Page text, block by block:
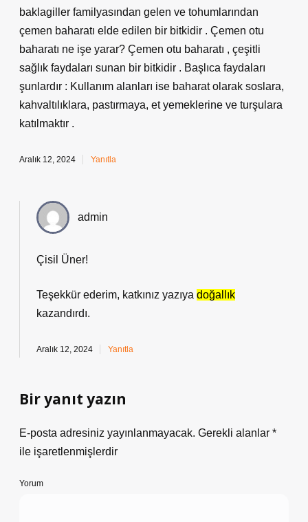
baklagiller familyasından gelen ve tohumlarından
çemen baharatı elde edilen bir bitkidir . Çemen otu
baharatı ne işe yarar? Çemen otu baharatı , çeşitli
sağlık faydaları sunan bir bitkidir . Başlıca faydaları
şunlardır : Kullanım alanları ise baharat olarak soslara,
kahvaltılıklara, pastırmaya, et yemeklerine ve turşulara
katılmaktır .
Aralık 12, 2024 Yanıtla
admin
Çisil Üner!
Teşekkür ederim, katkınız yazıya doğallık
kazandırdı.
Aralık 12, 2024 Yanıtla
Bir yanıt yazın
E-posta adresiniz yayınlanmayacak. Gerekli alanlar *
ile işaretlenmişlerdir
Yorum